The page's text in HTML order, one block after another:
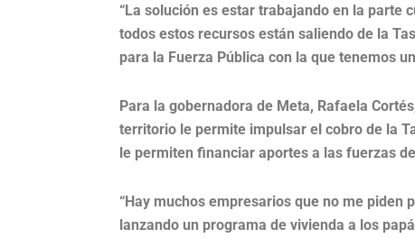
“La solución es estar trabajando en la parte
todos estos recursos están saliendo de la
para la Fuerza Pública con la que tenemos
Para la gobernadora de Meta, Rafaela
territorio le permite impulsar el cobro de la
le permiten financiar aportes a las fuerzas
“Hay muchos empresarios que no me piden
lanzando un programa de vivienda a los